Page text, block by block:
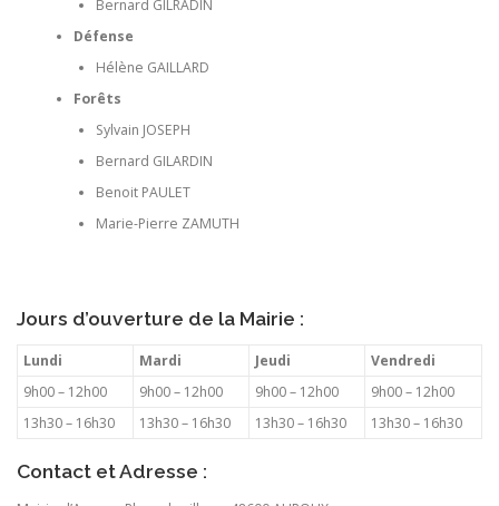
Bernard GILRADIN
Défense
Hélène GAILLARD
Forêts
Sylvain JOSEPH
Bernard GILARDIN
Benoit PAULET
Marie-Pierre ZAMUTH
Jours d’ouverture de la Mairie :
Lundi Mardi Jeudi
Vendredi
9h00 – 12h00
9h00 – 12h00 9h00 – 12h00
9h00 – 12h00
13h30 – 16h30
13h30 – 16h30 13h30 – 16h30 13h30 – 16h30
Contact et Adresse :